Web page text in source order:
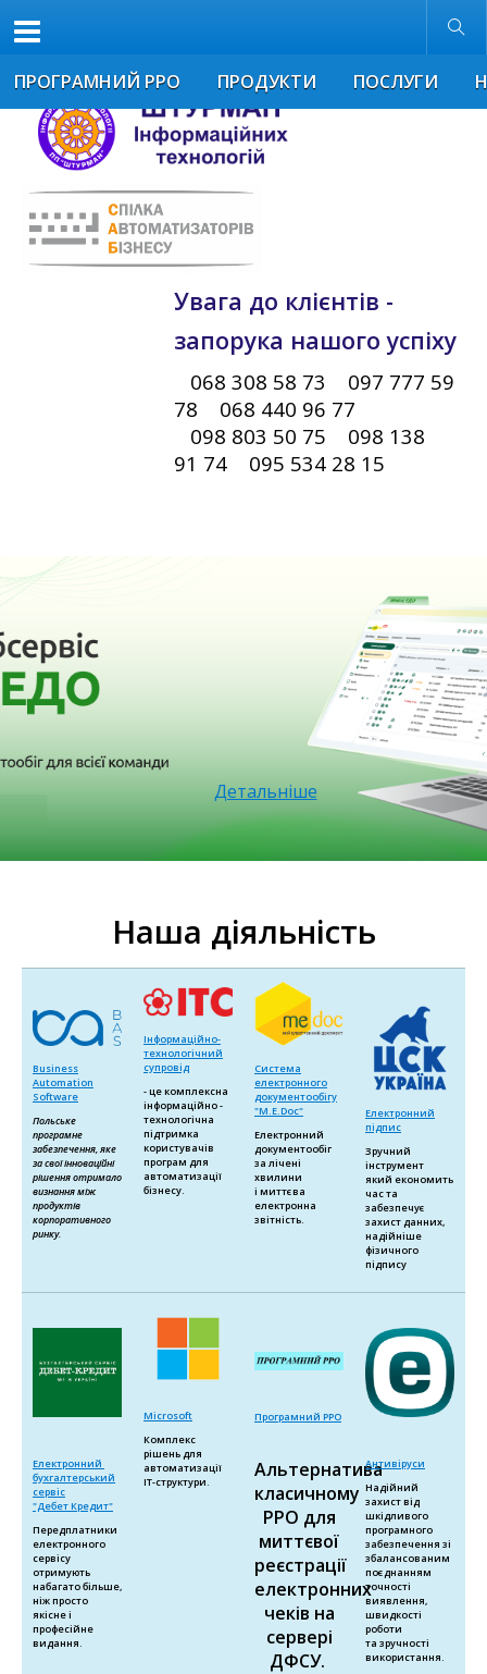
Розмір шрифта Звичайна версія
Увага до клієнтів -
запорука нашого успіху
068 308 58 73 097 777 59
78 068 440 96 77
098 803 50 75 098 138
91 74 095 534 28 15
ПРОГРАМНИЙ РРО ПРОДУКТИ ПОСЛУГИ
Детальніше
Наша діяльність
Business
Automation
Software
Польське
програмне
забезпечення, яке
за свої інноваційні
рішення отримало
визнання між
продуктів
корпоративного
ринку.
Інформаційно-
технологічний
супровід
- це комплексна
інформаційно -
технологічна
підтримка
користувачів
програм для
автоматизації
бізнесу.
Система
електронного
документообігу
"M.E.Doc"
Електронний
документообіг
за лічені
хвилини
і миттєва
електронна
звітність.
Електронний
підпис
Зручний
інструмент
який економить
час та
забезпечує
захист данних,
надійніше
фізичного
підпису
Електронний
бухгалтерський
сервіс
"Дебет Кредит"
Передплатники
електронного
сервісу
отримують
набагато більше,
ніж просто
якісне і
професійне
видання.
Microsoft
Комплекс
рішень для
автоматизації
ІТ-структури.
Програмний РРО
Альтернатива
класичному
РРО для
миттєвої
реєстрації
електронних
чеків на
сервері
ДФСУ.
Антивіруси
Надійний
захист від
шкідливого
програмного
забезпечення зі
збалансованим
поєднанням
точності
виявлення,
швидкості
роботи
та зручності
використання.